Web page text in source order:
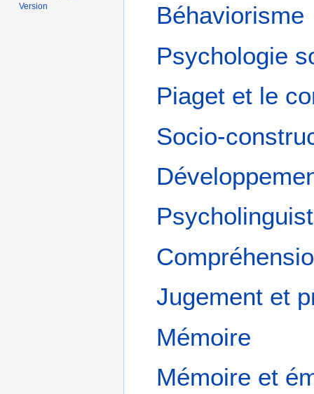
Béhaviorisme
Psychologie
Piaget et le
Socio-
Jugement et
Mémoire
Mémoire et
Version